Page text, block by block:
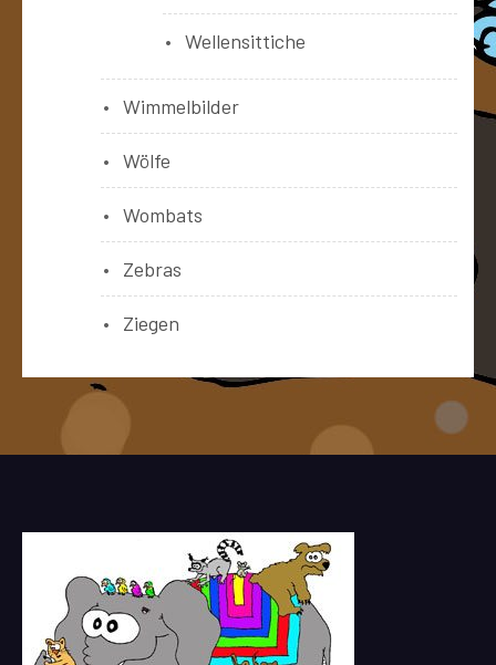
Wellensittiche
Wimmelbilder
Wölfe
Wombats
Zebras
Ziegen